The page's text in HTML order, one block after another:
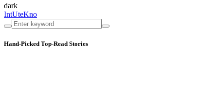
dark
IntUteKno
Hand-Picked Top-Read Stories